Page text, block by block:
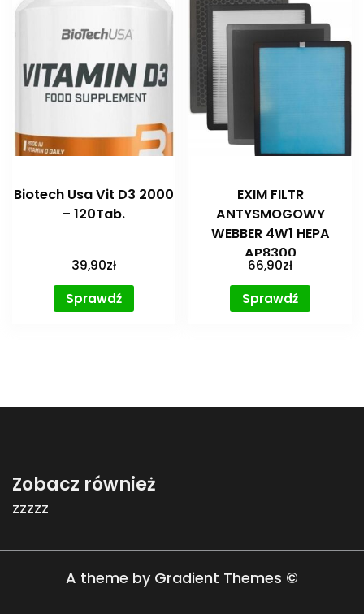
Biotech Usa Vit D3 2000
– 120Tab.
39,90zł
Sprawdź
EXIM FILTR
ANTYSMOGOWY
WEBBER 4W1 HEPA
AP8300
66,90zł
Sprawdź
Zobacz również
zzzzz
A theme by Gradient Themes ©